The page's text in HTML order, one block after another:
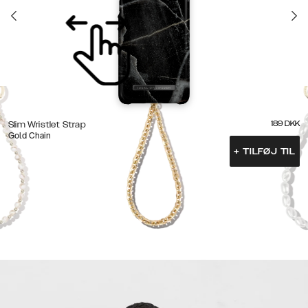
Slim Wristlet Strap
Gold Chain
189 DKK
+ TILFØJ TIL